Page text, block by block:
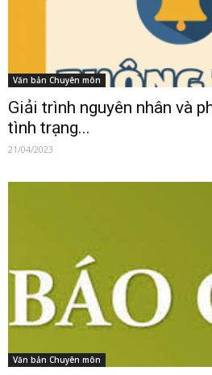
Văn bản Chuyên môn
Giải trình nguyên nhân và
tình trạng...
21/04/2023
Văn bản Chuyên môn